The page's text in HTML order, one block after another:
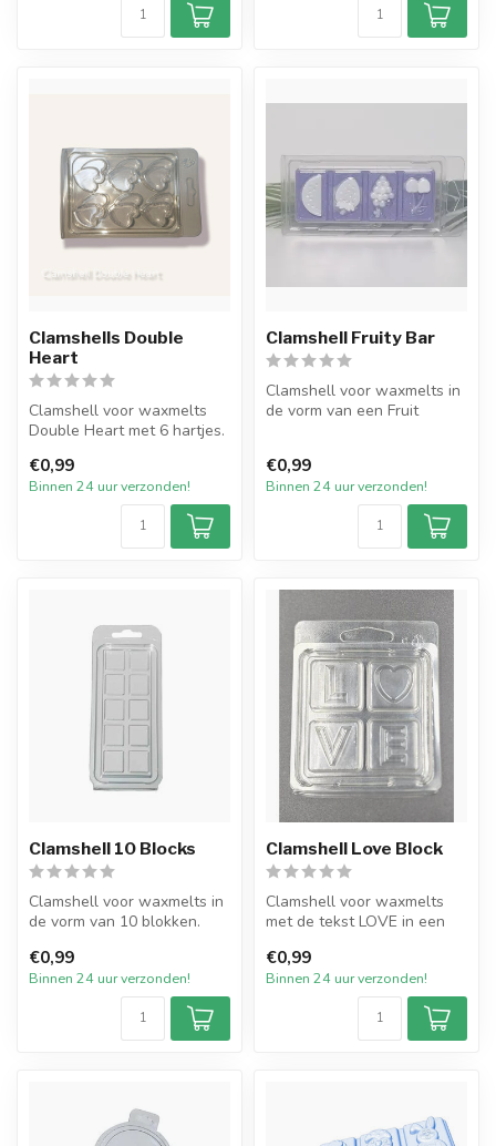
Clamshells Double
Heart
Clamshell voor waxmelts
Double Heart met 6 hartjes.
€0,99
Binnen 24 uur verzonden!
Clamshell Fruity Bar
Clamshell voor waxmelts in
de vorm van een Fruit
€0,99
Binnen 24 uur verzonden!
Clamshell 10 Blocks
Clamshell voor waxmelts in
de vorm van 10 blokken.
vo...
€0,99
Binnen 24 uur verzonden!
Clamshell Love Block
Clamshell voor waxmelts
met de tekst LOVE in een
Doorzicht...
€0,99
Binnen 24 uur verzonden!